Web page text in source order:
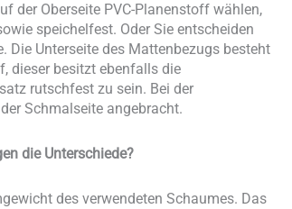
der Oberseite PVC-Planenstoff wählen,
speichelfest. Oder Sie entscheiden
Unterseite des Mattenbezugs besteht
dieser besitzt ebenfalls die
rutschfest zu sein. Bei der
Schmalseite angebracht.
die Unterschiede?
des verwendeten Schaumes. Das